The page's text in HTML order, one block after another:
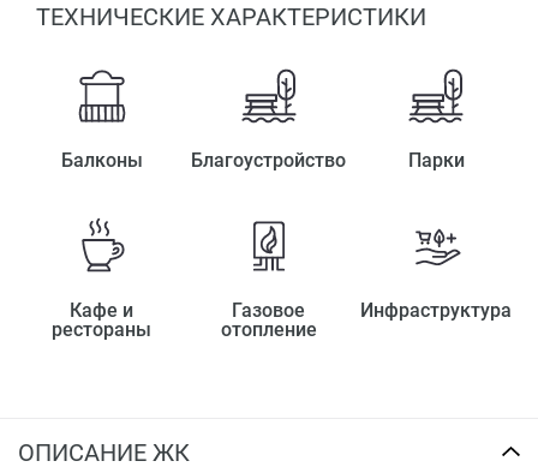
ТЕХНИЧЕСКИЕ ХАРАКТЕРИСТИКИ
Балконы Благоустройство Парки
Кафе и
рестораны
Газовое
отопление
Инфраструктура
ОПИСАНИЕ ЖК